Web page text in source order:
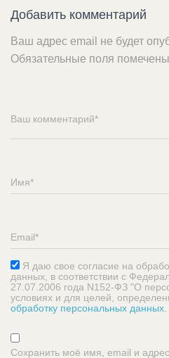
Добавить комментарий
Ваш адрес email не будет
Обязательные поля помечены
Я даю свое согласие на
данных, в соответствии с
27.07.2006 года N152-ФЗ "О
условиях и для целей,
обработку персональных данных
Сохранить моё имя, email и